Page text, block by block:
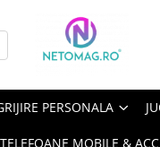
PERSONALA
TELEFOANE MOBILE &